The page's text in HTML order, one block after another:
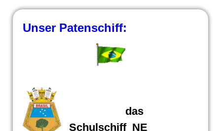
Unser Patenschiff:
das
Schulschiff NE